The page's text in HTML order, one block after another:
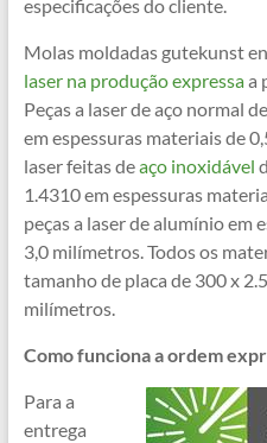
especificações do cliente.
Molas moldadas gutekunst
laser na produção expressaa
Peças a laser de aço normal
em espessuras materiais de
laser feitas deaço inoxidável
1.4310 em espessuras
peças a laser de alumínio em
3,0 milímetros. Todos os
tamanho de placa de 300 x
milímetros.
Como funciona a ordem
Para a
entrega